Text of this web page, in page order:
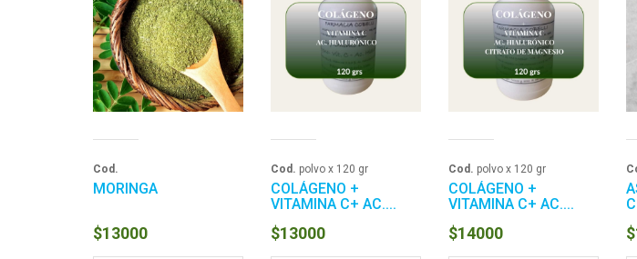
Cod.
MORINGA
$13000
Cod. polvo x 120 gr
COLÁGENO +
VITAMINA C+ AC....
$13000
Cod. polvo x 120 gr
COLÁGENO +
VITAMINA C+ AC....
$14000